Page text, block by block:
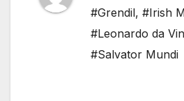
#Grendil, #Irish
#Leonardo da
#Salvator Mundi